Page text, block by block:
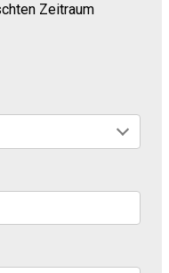
Zeitraum